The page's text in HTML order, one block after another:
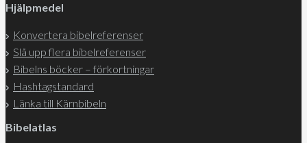
Hjälpmedel
Konvertera bibelreferenser
Slå upp flera bibelreferenser
Bibelns böcker – förkortningar
Hashtagstandard
Länka till Kärnbibeln
Bibelatlas